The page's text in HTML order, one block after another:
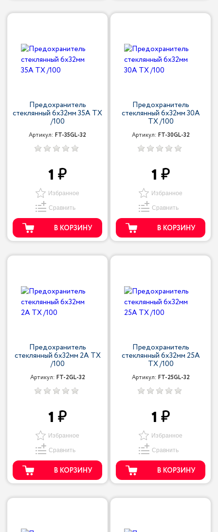
Предохранитель
стеклянный 6x32мм 35A TX
/100
Артикул: FT-35GL-32
1
Избранное
Сравнить
В КОРЗИНУ
Предохранитель
стеклянный 6x32мм 30A
TX /100
Артикул: FT-30GL-32
1
Избранное
Сравнить
В КОРЗИНУ
Предохранитель
стеклянный 6x32мм 2A TX
/100
Артикул: FT-2GL-32
1
Избранное
Сравнить
В КОРЗИНУ
Предохранитель
стеклянный 6x32мм 25A
TX /100
Артикул: FT-25GL-32
1
Избранное
Сравнить
В КОРЗИНУ